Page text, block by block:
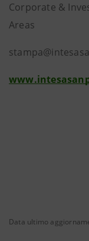
Corporate &
Areas
Data ultimo